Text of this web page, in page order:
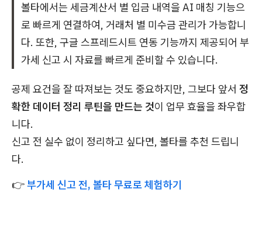
볼타에서는 세금계산서 별 입금 내역을 AI 매칭 기능으
로 빠르게 연결하여, 거래처 별 미수금 관리가 가능합니
다. 또한, 구글 스프레드시트 연동 기능까지 제공되어 부
가세 신고 시 자료를 빠르게 준비할 수 있습니다.
공제 요건을 잘 따져보는 것도 중요하지만, 그보다 앞서 정
확한 데이터 정리 루틴을 만드는 것이 업무 효율을 좌우합
니다.
신고 전 실수 없이 정리하고 싶다면, 볼타를 추천 드립니
다.
👉부가세 신고 전, 볼타 무료로 체험하기